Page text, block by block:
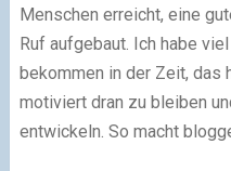
Menschen erreicht, eine
Ruf aufgebaut. Ich habe
bekommen in der Zeit, das
motiviert dran zu bleiben
entwickeln. So macht